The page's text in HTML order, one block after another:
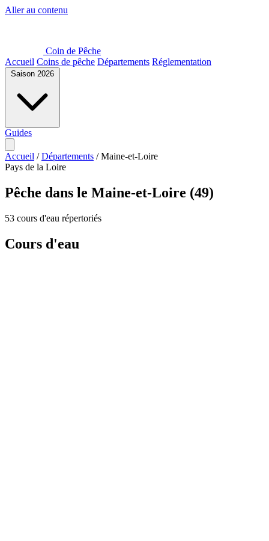
Aller au contenu
Coin de Pêche
Accueil Coins de pêche Départements Réglementation
Saison 2026
Guides
Accueil / Départements / Maine-et-Loire
Pays de la Loire
Pêche dans le Maine-et-Loire (49)
53 cours d'eau répertoriés
Cours d'eau